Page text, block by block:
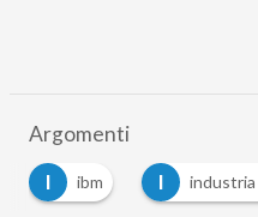
Argomenti
I
industria 4.0 I